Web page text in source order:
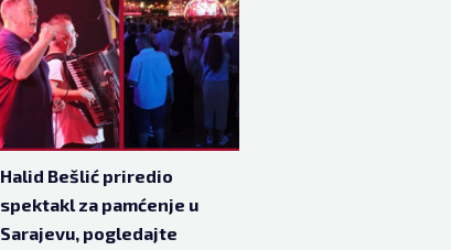
Halid Bešlić priredio
spektakl za pamćenje u
Sarajevu, pogledajte